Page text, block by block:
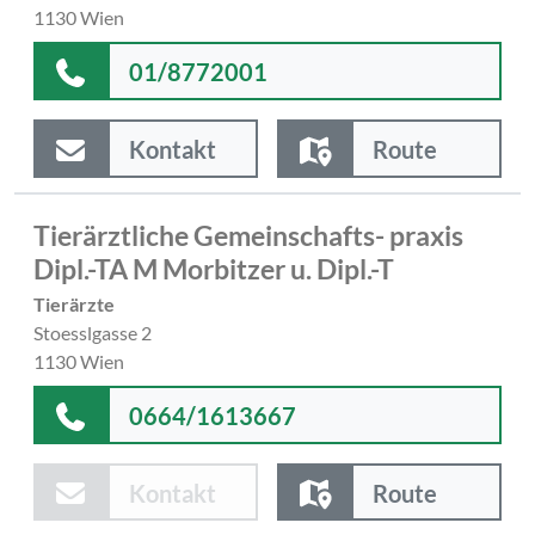
1130 Wien
01/8772001
Kontakt Route
Tierärztliche Gemeinschafts- praxis
Dipl.-TA M Morbitzer u. Dipl.-T
Tierärzte
Stoesslgasse 2
1130 Wien
0664/1613667
Kontakt Route